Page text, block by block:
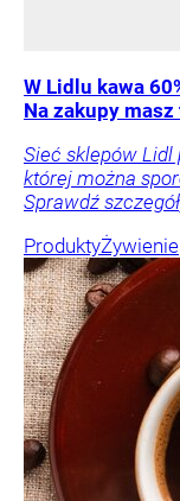
W Lidlu kawa
Na zakupy
Sieć sklepów Lidl
której można
Sprawdź
ProduktyŻywienie